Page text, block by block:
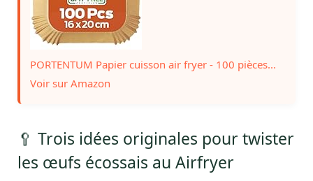
PORTENTUM Papier cuisson air fryer - 100 pièces...
Voir sur Amazon
🥄 Trois idées originales pour twister
les œufs écossais au Airfryer